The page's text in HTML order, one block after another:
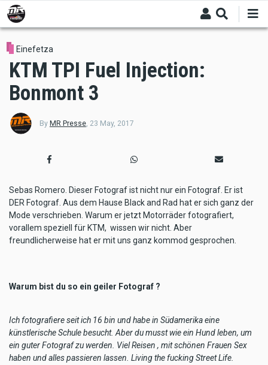
Skip
to
main
content
Einefetza
KTM TPI Fuel Injection:
Bonmont 3
By MR Presse, 23 May, 2017
Sebas Romero. Dieser Fotograf ist nicht nur ein Fotograf. Er ist
DER Fotograf. Aus dem Hause Black and Rad hat er sich ganz der
Mode verschrieben. Warum er jetzt Motorräder fotografiert,
vorallem speziell für KTM, wissen wir nicht. Aber
freundlicherweise hat er mit uns ganz kommod gesprochen.
Warum bist du so ein geiler Fotograf ?
Ich fotografiere seit ich 16 bin und habe in Südamerika eine
künstlerische Schule besucht. Aber du musst wie ein Hund leben, um
ein guter Fotograf zu werden. Viel Reisen , mit schönen Frauen Sex
haben und alles passieren lassen. Living the fucking Street Life.